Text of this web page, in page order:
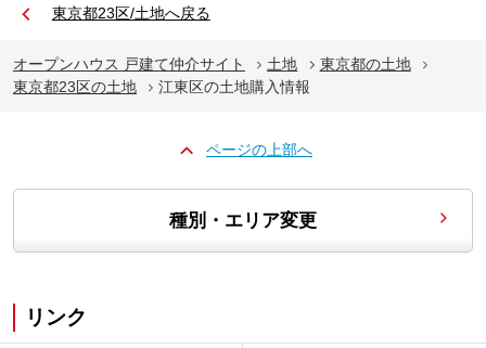
東京都23区/土地へ戻る
オープンハウス 戸建て仲介サイト 土地
東京都の土地
東京都23区の土地
江東区の土地購入情報
ページの上部へ
種別・エリア変更
リンク